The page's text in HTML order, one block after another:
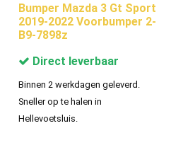
Bumper Mazda 3 Gt Sport
2019-2022 Voorbumper 2-
B9-7898z
Direct leverbaar
Binnen 2 werkdagen geleverd.
Sneller op te halen in
Hellevoetsluis.